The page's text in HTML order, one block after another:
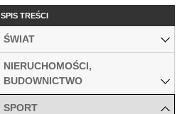
SPIS TREŚCI
ŚWIAT
NIERUCHOMOŚCI,
BUDOWNICTWO
SPORT